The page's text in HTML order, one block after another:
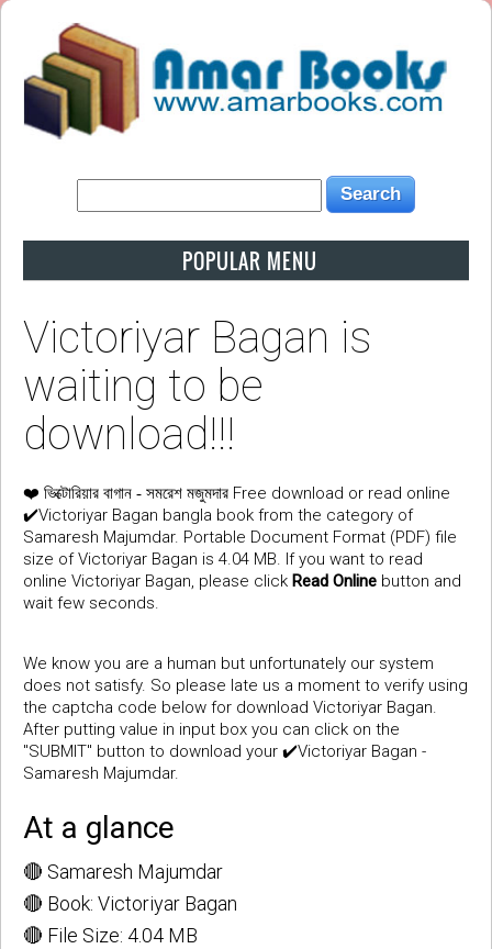
POPULAR MENU
Victoriyar Bagan is
waiting to be
download!!!
❤️ ভিক্টোরিয়ার বাগান - সমরেশ মজুমদার Free download or read online
✔️Victoriyar Bagan bangla book from the category of
Samaresh Majumdar. Portable Document Format (PDF) file
size of Victoriyar Bagan is 4.04 MB. If you want to read
online Victoriyar Bagan, please click Read Online button and
wait few seconds.
We know you are a human but unfortunately our system
does not satisfy. So please late us a moment to verify using
the captcha code below for download Victoriyar Bagan.
After putting value in input box you can click on the
"SUBMIT" button to download your ✔️Victoriyar Bagan -
Samaresh Majumdar.
At a glance
🔴 Samaresh Majumdar
🔴 Book: Victoriyar Bagan
🔴 File Size: 4.04 MB